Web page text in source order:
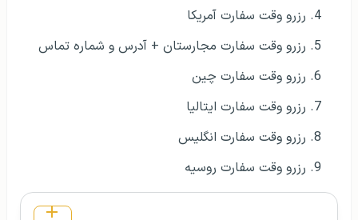
رزرو وقت سفارت آمریکا
رزرو وقت سفارت مجارستان + آدرس و شماره تماس
رزرو وقت سفارت چین
رزرو وقت سفارت ایتالیا
رزرو وقت سفارت انگلیس
رزرو وقت سفارت روسیه